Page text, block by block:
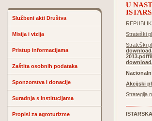
Službeni akti Društva
Misija i vizija
Pristup informacijama
Zaštita osobnih podataka
Sponzorstva i donacije
Suradnja s institucijama
Propisi za agroturizme
U
Strateški
Strateški
2013.pdf
Akcijski
Strategija